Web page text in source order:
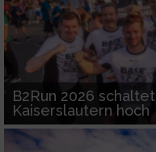
B2Run 2026
Kaiserslautern hoch